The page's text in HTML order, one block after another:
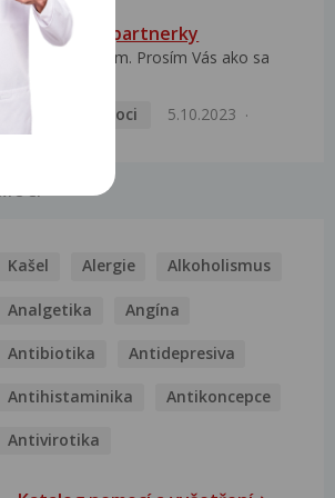
HPV typ 52 u partnerky
Dobrý deň prajem. Prosím Vás ako sa
Pohlavní nemoci
5.10.2023
Kašel Alergie Alkoholismus
Analgetika Angína
Antibiotika Antidepresiva
Antihistaminika Antikoncepce
Antivirotika